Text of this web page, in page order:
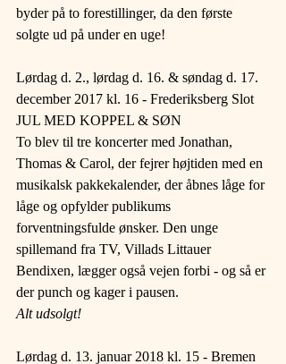
byder på to forestillinger, da den første
solgte ud på under en uge!
Lørdag d. 2., lørdag d. 16. & søndag d. 17.
december 2017 kl. 16 - Frederiksberg Slot
JUL MED KOPPEL & SØN
To blev til tre koncerter med Jonathan,
Thomas & Carol, der fejrer højtiden med en
musikalsk pakkekalender, der åbnes låge for
låge og opfylder publikums
forventningsfulde ønsker. Den unge
spillemand fra TV, Villads Littauer
Bendixen, lægger også vejen forbi - og så er
der punch og kager i pausen.
Alt udsolgt!
Lørdag d. 13. januar 2018 kl. 15 - Bremen